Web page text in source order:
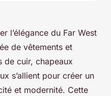
l’élégance du Far West
de vêtements et
de cuir, chapeaux
s’allient pour créer un
et modernité. Cette